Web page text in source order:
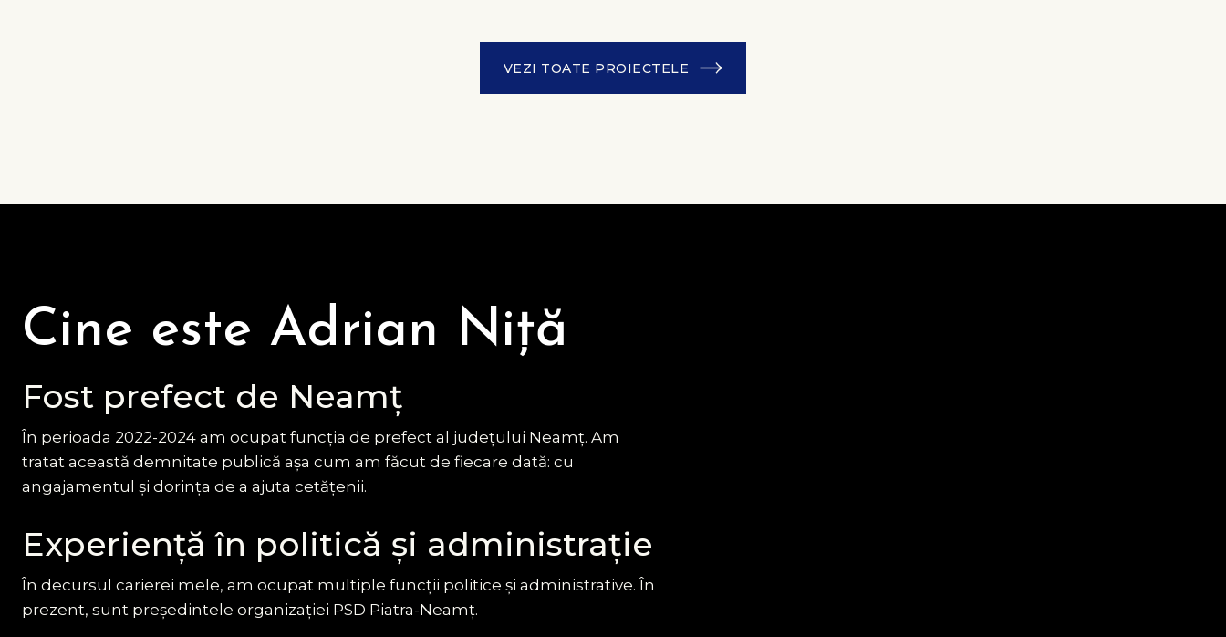
VEZI TOATE PROIECTELE
Cine este Adrian Niță
Fost prefect de Neamț
În perioada 2022-2024 am ocupat funcția de prefect al județului Neamț. Am
tratat această demnitate publică așa cum am făcut de fiecare dată: cu
angajamentul și dorința de a ajuta cetățenii.
Experiență în politică și administrație
În decursul carierei mele, am ocupat multiple funcții politice și administrative. În
prezent, sunt președintele organizației PSD Piatra-Neamț.